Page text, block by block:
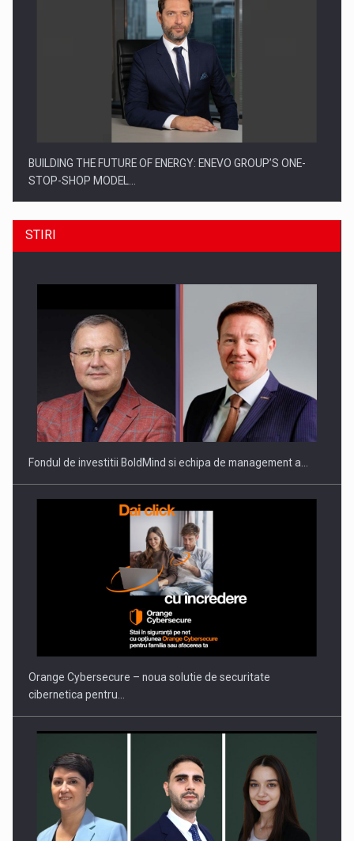
BUILDING THE FUTURE OF ENERGY: ENEVO GROUP’S ONE-
STOP-SHOP MODEL…
ROOTED IN ROMANIA, BUILT TO DELIVER TECHNOLOGY FOR
THE…
PUTTING ROMANIAN CORPORATE COMPANIES ON THE
INTERNATIONAL BUSINESS SCENE
STIRI
Fondul de investitii BoldMind si echipa de management a…
Orange Cybersecure – noua solutie de securitate
cibernetica pentru…